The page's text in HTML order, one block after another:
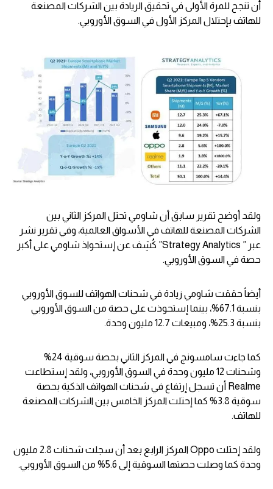
أن تنجح للمرة الأولى في تحقيق الريادة بين الشركات المصنعة
للهاتف بإحتلال المركز الأول في السوق الأوروبي.
ولقد أوضح تقرير سابق أن شاومي تحتل المركز الثاني بين
الشركات المصنعة للهاتف في الأسواق العالمية، وفي تقرير نشر
عبر ” Strategy Analytics” كُشِف عن إستحواذ شاومي على أكبر
حصة في السوق الأوروبي.
أيضاً حققت شاومي زيادة في شحنات الهواتف للسوق الأوروبي
بنسبة 67.1%، بينما إستحوذت على حصة من السوق الأوروبي
بنسبة 25.3%، ومبيعات 12.7 مليون وحدة.
كما جاءت سامسونج في المركز الثاني بحصة سوقية 24%
وشحنات 12 مليون وحدة في السوق الأوروبي، ولقد إستطاعت
Realme أن تسجل إرتفاع في شحنات الهواتف الذكية بحصة
سوقية 3.8% كما إحتلت المركز الخامس بين الشركات المصنعة
للهاتف.
ولقد إحتلت Oppo المركز الرابع بعد أن سجلت شحنات 2.8 مليون
وحدة كما وصلت حصتها السوقية إلى 5.6% من السوق الأوروبي.